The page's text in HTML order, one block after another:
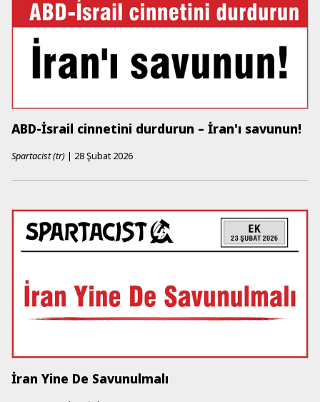
ABD-İsrail cinnetini durdurun – İran'ı savunun!
Spartacist (tr) | 28 Şubat 2026
İran Yine De Savunulmalı